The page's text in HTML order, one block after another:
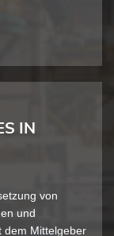
IN
von
und
dem Mittelgeber